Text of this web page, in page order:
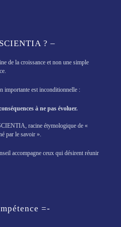
? –
de la croissance et non une simple
importante est inconditionnelle :
à ne pas évoluer.
racine étymologique de «
par le savoir ».
accompagne ceux qui désirent réunir
=-